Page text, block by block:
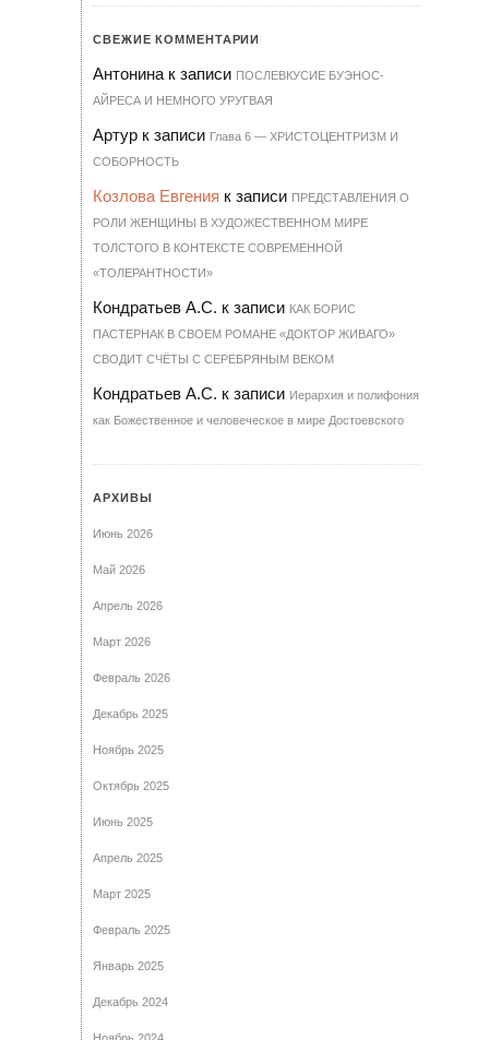
СВЕЖИЕ КОММЕНТАРИИ
Антонина к записи ПОСЛЕВКУСИЕ БУЭНОС-
АЙРЕСА И НЕМНОГО УРУГВАЯ
Артур к записи Гла­ва 6 — ХРИ­С­ТО­ЦЕН­Т­РИЗМ И
СО­БОР­НОСТЬ
Козлова Евгения к записи ПРЕДСТАВЛЕНИЯ О
РОЛИ ЖЕНЩИНЫ В ХУДОЖЕСТВЕННОМ МИРЕ
ТОЛСТОГО В КОНТЕКСТЕ СОВРЕМЕННОЙ
«ТОЛЕРАНТНОСТИ»
Кондратьев А.С. к записи КАК БОРИС
ПАСТЕРНАК В СВОЕМ РОМАНЕ «ДОКТОР ЖИВАГО»
СВОДИТ СЧЁТЫ С СЕРЕБРЯНЫМ ВЕКОМ
Кондратьев А.С. к записи Иерархия и полифония
как Божественное и человеческое в мире Достоевского
АРХИВЫ
Июнь 2026
Май 2026
Апрель 2026
Март 2026
Февраль 2026
Декабрь 2025
Ноябрь 2025
Октябрь 2025
Июнь 2025
Апрель 2025
Март 2025
Февраль 2025
Январь 2025
Декабрь 2024